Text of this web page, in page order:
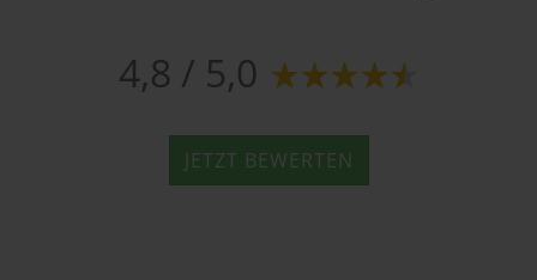
4,8 / 5,0
JETZT BEWERTEN